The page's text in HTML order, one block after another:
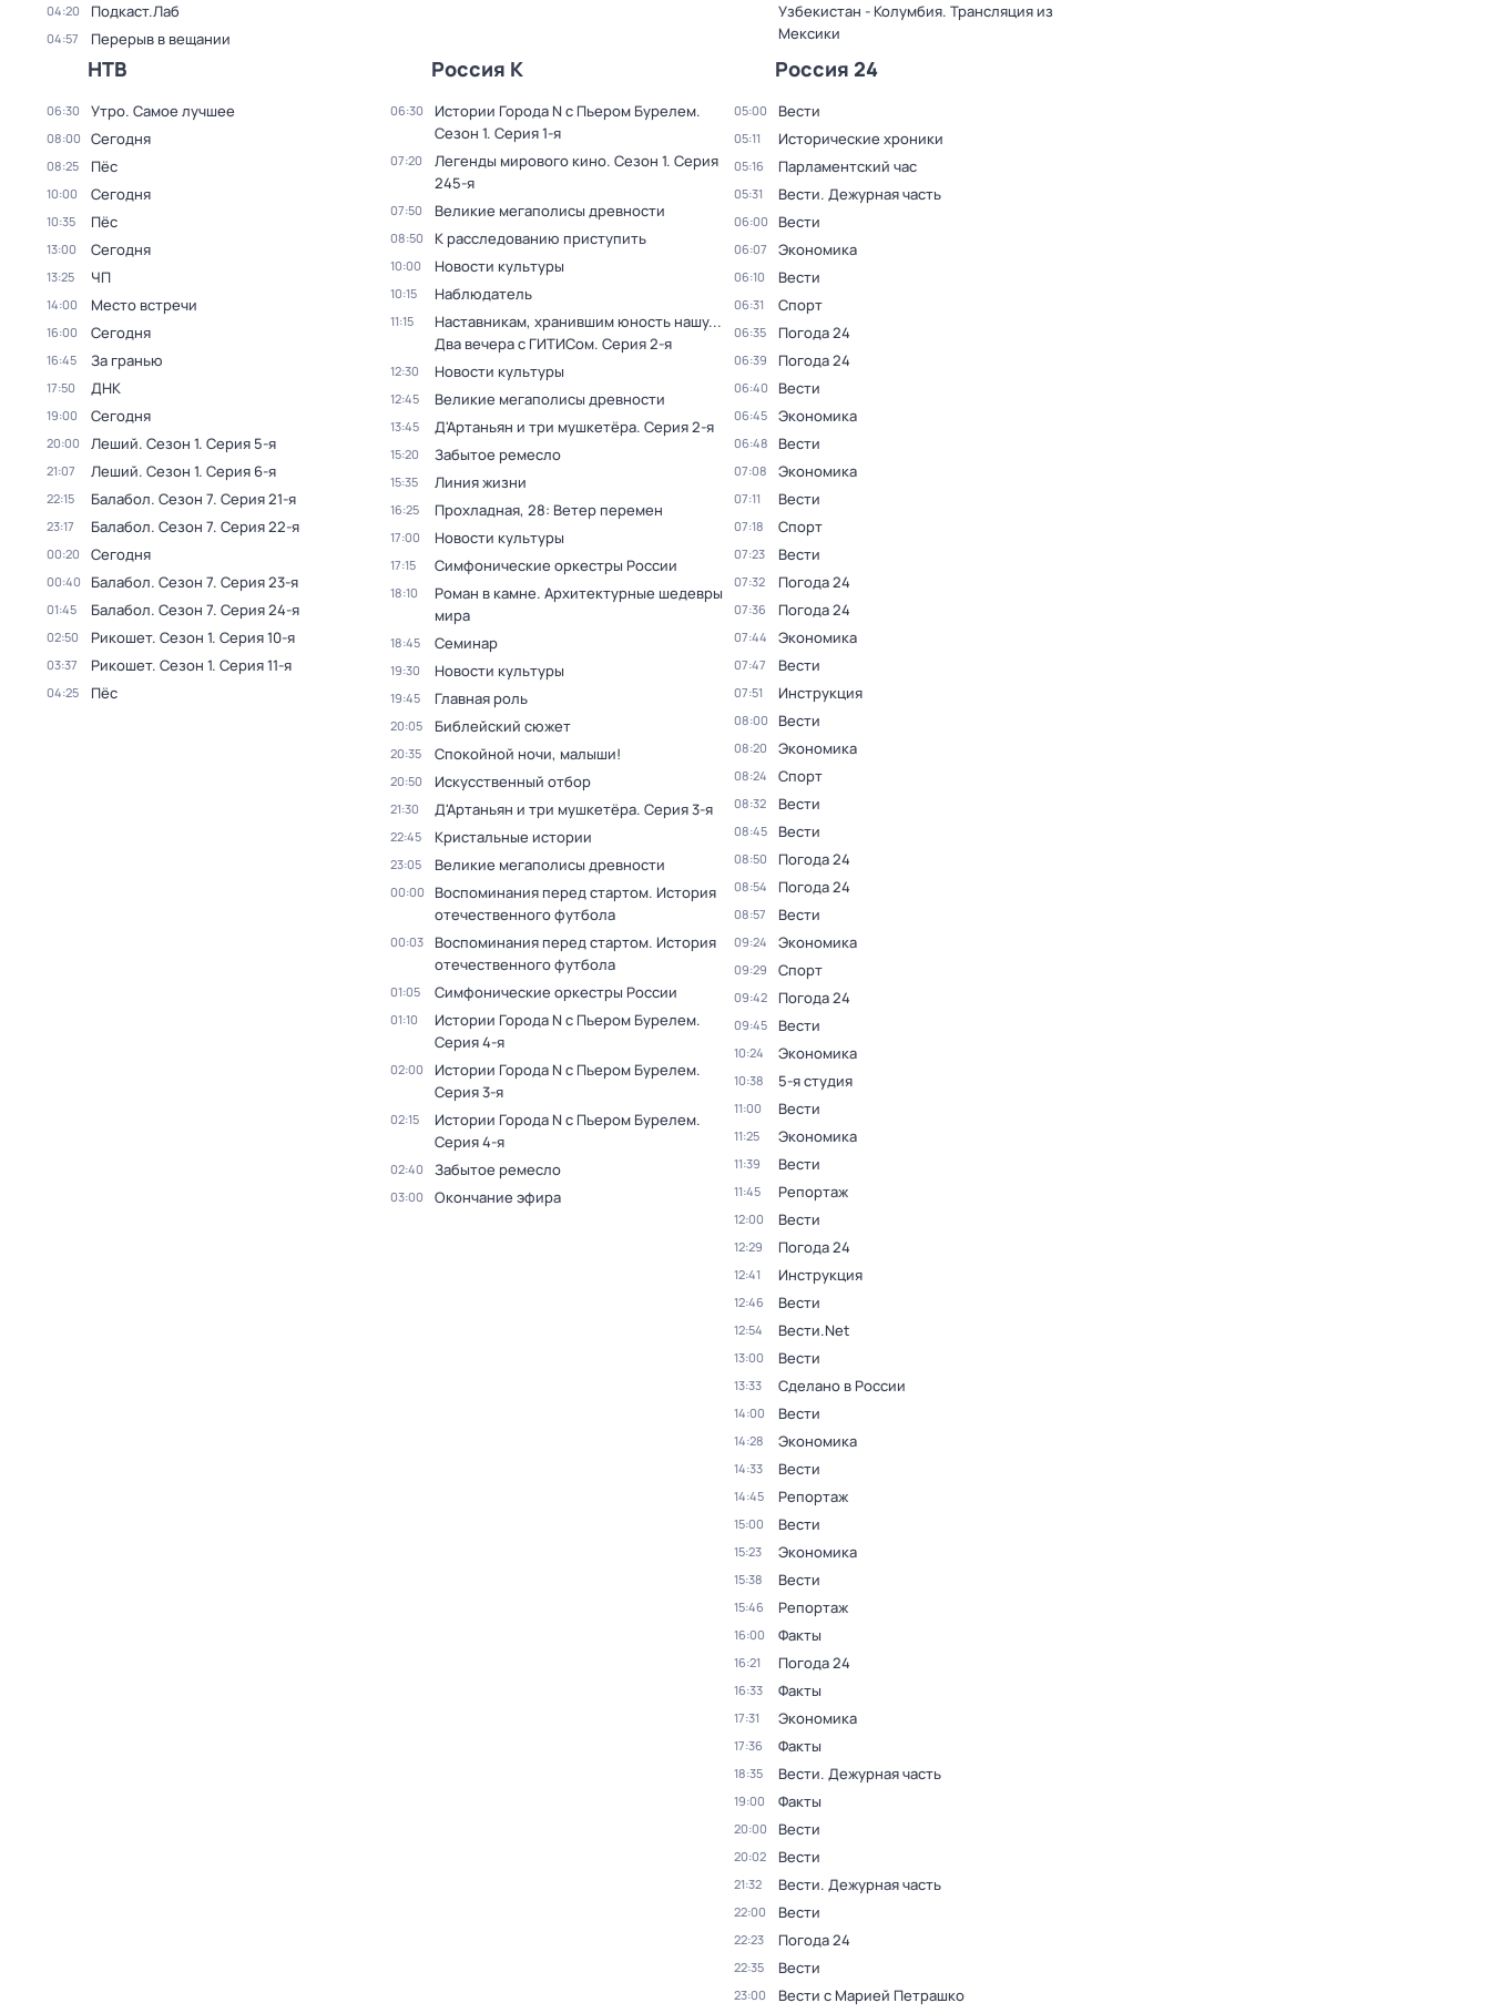
04:20 Подкаст.Лаб
04:57 Перерыв в вещании
Узбекистан - Колумбия. Трансляция из
Мексики
НТВ
06:30 Утро. Самое лучшее
08:00 Сегодня
08:25 Пёс
10:00 Сегодня
10:35 Пёс
13:00 Сегодня
13:25 ЧП
14:00 Место встречи
16:00 Сегодня
16:45 За гранью
17:50 ДНК
19:00 Сегодня
20:00 Леший. Сезон 1. Серия 5-я
21:07 Леший. Сезон 1. Серия 6-я
22:15 Балабол. Сезон 7. Серия 21-я
23:17 Балабол. Сезон 7. Серия 22-я
00:20 Сегодня
00:40 Балабол. Сезон 7. Серия 23-я
01:45 Балабол. Сезон 7. Серия 24-я
02:50 Рикошет. Сезон 1. Серия 10-я
03:37 Рикошет. Сезон 1. Серия 11-я
04:25 Пёс
Россия К
06:30 Истории Города N с Пьером Бурелем.
Сезон 1. Серия 1-я
07:20 Легенды мирового кино. Сезон 1. Серия
245-я
07:50 Великие мегаполисы древности
08:50 К расследованию приступить
10:00 Новости культуры
10:15 Наблюдатель
11:15
Наставникам, хранившим юность нашу...
Два вечера с ГИТИСом. Серия 2-я
12:30 Новости культуры
12:45 Великие мегаполисы древности
13:45 Д'Артаньян и три мушкетёра. Серия 2-я
15:20 Забытое ремесло
15:35 Линия жизни
16:25 Прохладная, 28: Ветер перемен
17:00 Новости культуры
17:15 Симфонические оркестры России
18:10
Роман в камне. Архитектурные шедевры
мира
18:45 Семинар
19:30 Новости культуры
19:45 Главная роль
20:05 Библейский сюжет
20:35 Спокойной ночи, малыши!
20:50 Искусственный отбор
21:30 Д'Артаньян и три мушкетёра. Серия 3-я
22:45 Кристальные истории
23:05 Великие мегаполисы древности
00:00
Воспоминания перед стартом. История
отечественного футбола
00:03
Воспоминания перед стартом. История
отечественного футбола
01:05 Симфонические оркестры России
01:10 Истории Города N с Пьером Бурелем.
Серия 4-я
02:00 Истории Города N с Пьером Бурелем.
Серия 3-я
02:15 Истории Города N с Пьером Бурелем.
Серия 4-я
02:40 Забытое ремесло
03:00 Окончание эфира
Россия 24
05:00 Вести
05:11 Исторические хроники
05:16 Парламентский час
05:31 Вести. Дежурная часть
06:00 Вести
06:07 Экономика
06:10 Вести
06:31 Спорт
06:35 Погода 24
06:39 Погода 24
06:40 Вести
06:45 Экономика
06:48 Вести
07:08 Экономика
07:11 Вести
07:18 Спорт
07:23 Вести
07:32 Погода 24
07:36 Погода 24
07:44 Экономика
07:47 Вести
07:51 Инструкция
08:00 Вести
08:20 Экономика
08:24 Спорт
08:32 Вести
08:45 Вести
08:50 Погода 24
08:54 Погода 24
08:57 Вести
09:24 Экономика
09:29 Спорт
09:42 Погода 24
09:45 Вести
10:24 Экономика
10:38 5-я студия
11:00 Вести
11:25 Экономика
11:39 Вести
11:45 Репортаж
12:00 Вести
12:29 Погода 24
12:41 Инструкция
12:46 Вести
12:54 Вести.Net
13:00 Вести
13:33 Сделано в России
14:00 Вести
14:28 Экономика
14:33 Вести
14:45 Репортаж
15:00 Вести
15:23 Экономика
15:38 Вести
15:46 Репортаж
16:00 Факты
16:21 Погода 24
16:33 Факты
17:31 Экономика
17:36 Факты
18:35 Вести. Дежурная часть
19:00 Факты
20:00 Вести
20:02 Вести
21:32 Вести. Дежурная часть
22:00 Вести
22:23 Погода 24
22:35 Вести
23:00 Вести с Марией Петрашко